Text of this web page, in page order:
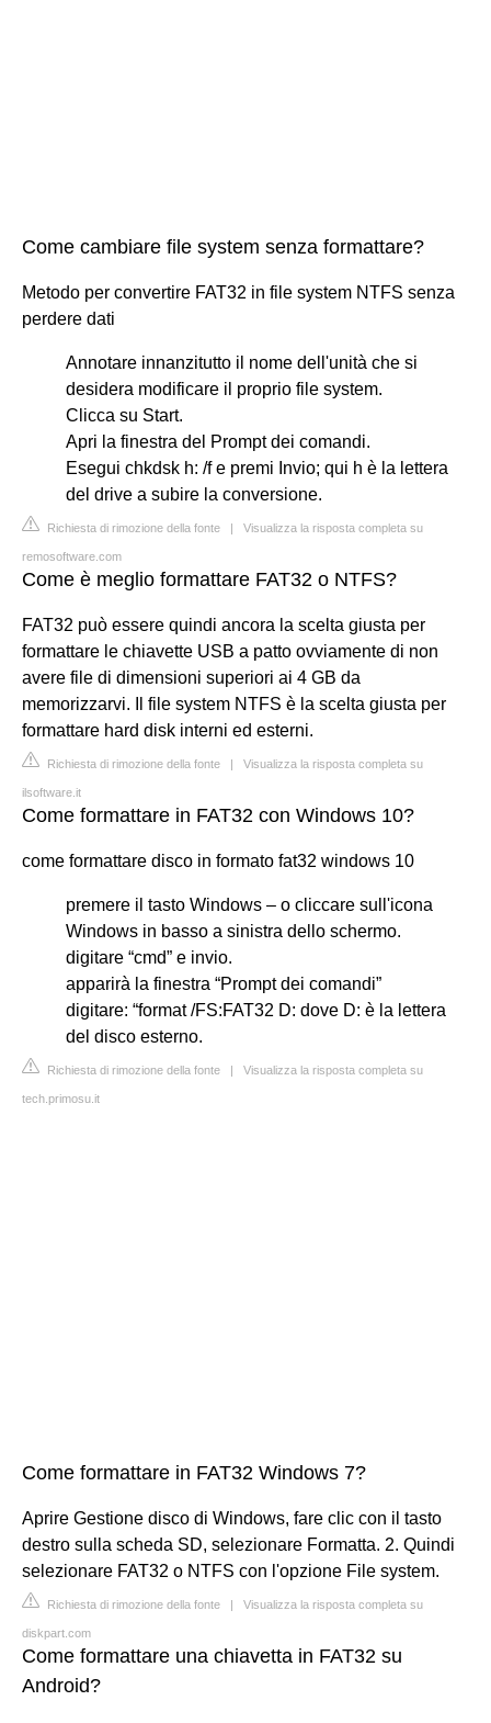
Come cambiare file system senza formattare?
Metodo per convertire FAT32 in file system NTFS senza
perdere dati
Annotare innanzitutto il nome dell'unità che si
desidera modificare il proprio file system.
Clicca su Start.
Apri la finestra del Prompt dei comandi.
Esegui chkdsk h: /f e premi Invio; qui h è la lettera
del drive a subire la conversione.
Richiesta di rimozione della fonte | Visualizza la risposta completa su
remosoftware.com
Come è meglio formattare FAT32 o NTFS?
FAT32 può essere quindi ancora la scelta giusta per
formattare le chiavette USB a patto ovviamente di non
avere file di dimensioni superiori ai 4 GB da
memorizzarvi. Il file system NTFS è la scelta giusta per
formattare hard disk interni ed esterni.
Richiesta di rimozione della fonte | Visualizza la risposta completa su
ilsoftware.it
Come formattare in FAT32 con Windows 10?
come formattare disco in formato fat32 windows 10
premere il tasto Windows – o cliccare sull'icona
Windows in basso a sinistra dello schermo.
digitare “cmd” e invio.
apparirà la finestra “Prompt dei comandi”
digitare: “format /FS:FAT32 D: dove D: è la lettera
del disco esterno.
Richiesta di rimozione della fonte | Visualizza la risposta completa su
tech.primosu.it
Come formattare in FAT32 Windows 7?
Aprire Gestione disco di Windows, fare clic con il tasto
destro sulla scheda SD, selezionare Formatta. 2. Quindi
selezionare FAT32 o NTFS con l'opzione File system.
Richiesta di rimozione della fonte | Visualizza la risposta completa su
diskpart.com
Come formattare una chiavetta in FAT32 su
Android?